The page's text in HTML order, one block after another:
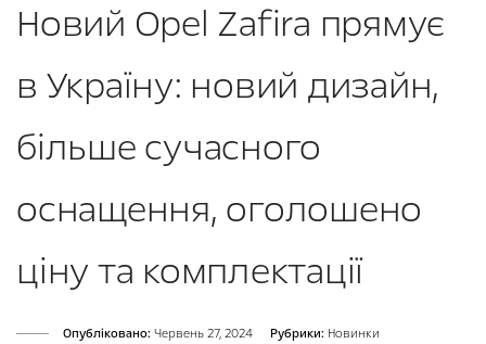
Новий Opel Zafira прямує
в Україну: новий дизайн,
більше сучасного
оснащення, оголошено
ціну та комплектації
Опубліковано: Червень 27, 2024 Рубрики: Новинки